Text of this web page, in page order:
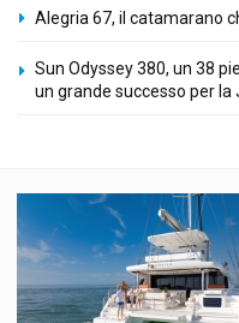
Alegria 67, il catamarano
Sun Odyssey 380, un 38
un grande successo per la